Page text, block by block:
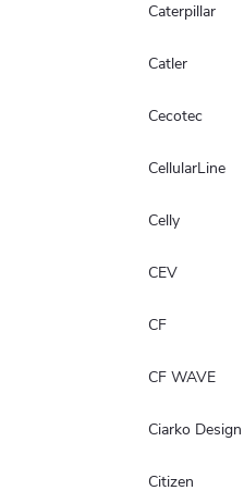
Caterpillar
Catler
Cecotec
CellularLine
Celly
CEV
CF
CF WAVE
Ciarko Design
Citizen